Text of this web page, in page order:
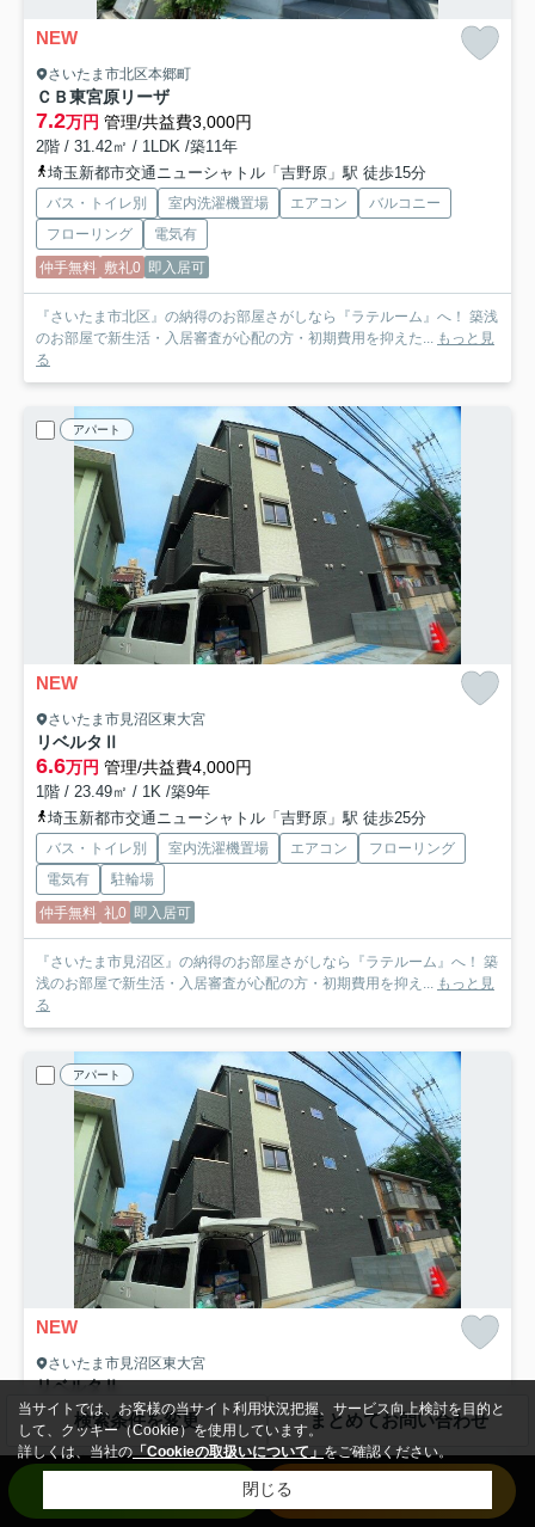
NEW
さいたま市北区本郷町
ＣＢ東宮原リーザ
7.2万円 管理/共益費3,000円
2階 / 31.42㎡ / 1LDK /築11年
埼玉新都市交通ニューシャトル「吉野原」駅 徒歩15分
バス・トイレ別 室内洗濯機置場 エアコン
バルコニー
フローリング
電気有
仲手無料 敷礼0 即入居可
『さいたま市北区』の納得のお部屋さがしなら『ラテルーム』へ！ 築浅
のお部屋で新生活・入居審査が心配の方・初期費用を抑えた... もっと見
る
アパート
NEW
さいたま市見沼区東大宮
リベルタⅡ
6.6万円 管理/共益費4,000円
1階 / 23.49㎡ / 1K /築9年
埼玉新都市交通ニューシャトル「吉野原」駅 徒歩25分
バス・トイレ別 室内洗濯機置場 エアコン
フローリング
電気有
駐輪場
仲手無料 礼0 即入居可
『さいたま市見沼区』の納得のお部屋さがしなら『ラテルーム』へ！ 築
浅のお部屋で新生活・入居審査が心配の方・初期費用を抑え...
もっと見
る
アパート
NEW
さいたま市見沼区東大宮
リベルタⅡ
6.6 万円管理/共益費4,000円
1階 / 23.49㎡ / 1K /築9年
埼玉新都市交通ニューシャトル「吉野原」駅 徒歩25分
室内洗濯機置場
電気有
駐輪場
検索条件を変更 まとめてお問い合わせ
当サイトでは、お客様の当サイト利用状況把握、サービス向上検討を目的と
して、クッキー（Cookie）を使用しています。
詳しくは、当社の「Cookieの取扱いについて」をご確認ください。
閉じる